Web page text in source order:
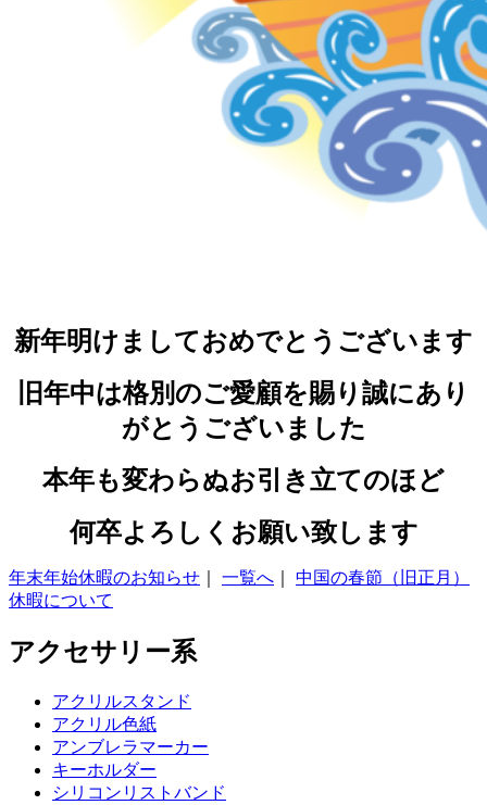
新年明けましておめでとうございます
旧年中は格別のご愛顧を賜り誠にあり
がとうございました
本年も変わらぬお引き立てのほど
何卒よろしくお願い致します
年末年始休暇のお知らせ 一覧へ
中国の春節（旧正月）
休暇について
アクセサリー系
アクリルスタンド
アクリル色紙
アンブレラマーカー
キーホルダー
シリコンリストバンド